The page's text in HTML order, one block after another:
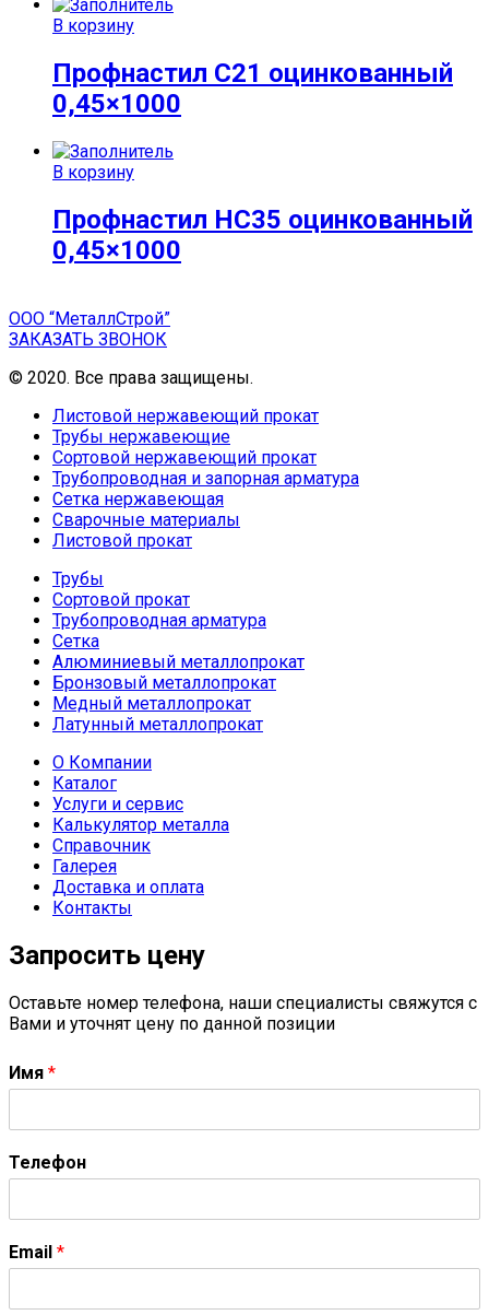
В корзину
Профнастил С21 оцинкованный
0,45×1000
В корзину
Профнастил НС35 оцинкованный
0,45×1000
ООО “МеталлСтрой”
ЗАКАЗАТЬ ЗВОНОК
© 2020. Все права защищены.
Листовой нержавеющий прокат
Трубы нержавеющие
Сортовой нержавеющий прокат
Трубопроводная и запорная арматура
Сетка нержавеющая
Сварочные материалы
Листовой прокат
Трубы
Сортовой прокат
Трубопроводная арматура
Сетка
Алюминиевый металлопрокат
Бронзовый металлопрокат
Медный металлопрокат
Латунный металлопрокат
О Компании
Каталог
Услуги и сервис
Калькулятор металла
Справочник
Галерея
Доставка и оплата
Контакты
Запросить цену
Оставьте номер телефона, наши специалисты свяжутся с
Вами и уточнят цену по данной позиции
Имя *
Телефон
Email *